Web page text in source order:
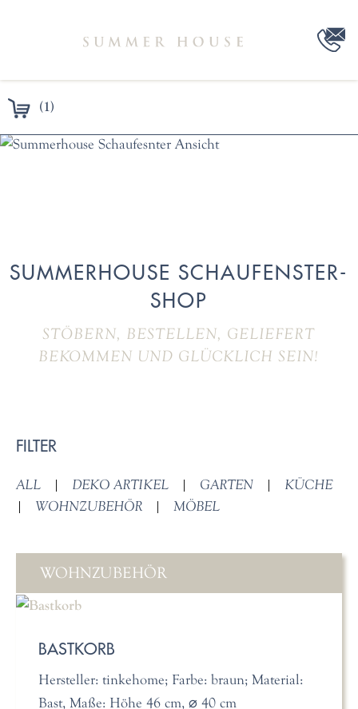
(1)
SUMMERHOUSE SCHAUFENSTER-
SHOP
STÖBERN, BESTELLEN, GELIEFERT
BEKOMMEN UND GLÜCKLICH SEIN!
FILTER
ALL | DEKO ARTIKEL | GARTEN |
KÜCHE
|
WOHNZUBEHÖR | MÖBEL
WOHNZUBEHÖR
BASTKORB
Hersteller: tinkehome; Farbe: braun; Material:
Bast, Maße: Höhe 46 cm, ⌀ 40 cm